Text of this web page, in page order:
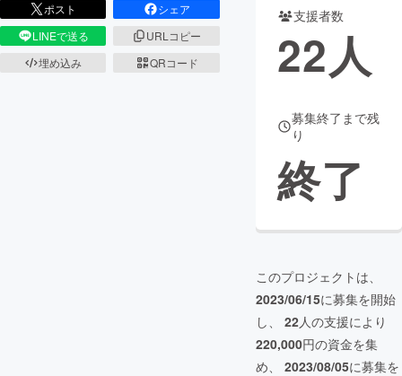
ポスト
シェア
LINEで送る
URLコピー
埋め込み
QRコード
支援者数
22人
募集終了まで残
り
終了
このプロジェクトは、
2023/06/15に募集を開始
し、 22人の支援により
220,000円の資金を集
め、 2023/08/05に募集を